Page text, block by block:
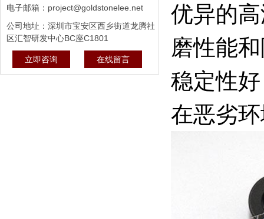
电子邮箱：project@goldstonelee.net
公司地址：深圳市宝安区西乡街道龙腾社
区汇智研发中心BC座C1801
立即咨询 在线留言
优异的
磨性能
稳定性
在恶劣